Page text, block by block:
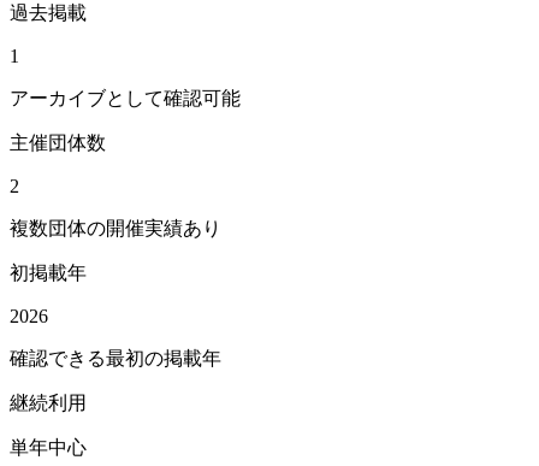
過去掲載
1
アーカイブとして確認可能
主催団体数
2
複数団体の開催実績あり
初掲載年
2026
確認できる最初の掲載年
継続利用
単年中心